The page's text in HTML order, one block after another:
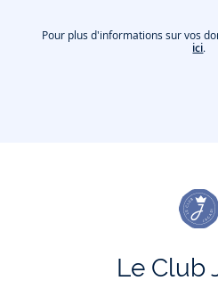
Pour plus d'informations sur vos
ici.
Le Club